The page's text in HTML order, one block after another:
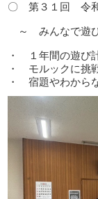
〇 第３１回 令
～ みんなで遊
・ １年間の遊び
・ モルックに挑
・ 宿題やわから